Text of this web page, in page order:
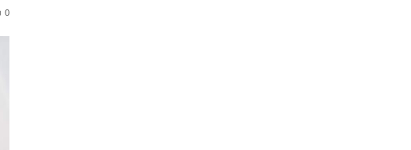
0